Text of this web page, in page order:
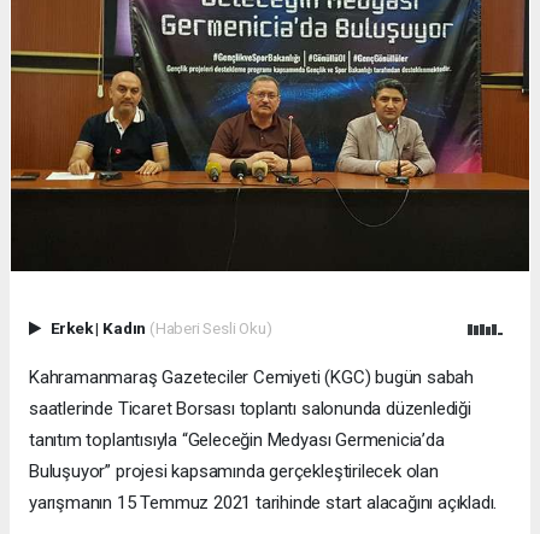
Erkek| Kadın (Haberi Sesli Oku)
Kahramanmaraş Gazeteciler Cemiyeti (KGC) bugün sabah
saatlerinde Ticaret Borsası toplantı salonunda düzenlediği
tanıtım toplantısıyla “Geleceğin Medyası Germenicia’da
Buluşuyor” projesi kapsamında gerçekleştirilecek olan
yarışmanın 15 Temmuz 2021 tarihinde start alacağını açıkladı.